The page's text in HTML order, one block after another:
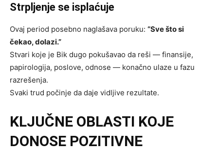
Strpljenje se isplaćuje
Ovaj period posebno naglašava poruku: “Sve što si
čekao, dolazi.”
Stvari koje je Bik dugo pokušavao da reši — finansije,
papirologija, poslove, odnose — konačno ulaze u fazu
razrešenja.
Svaki trud počinje da daje vidljive rezultate.
KLJUČNE OBLASTI KOJE
DONOSE POZITIVNE